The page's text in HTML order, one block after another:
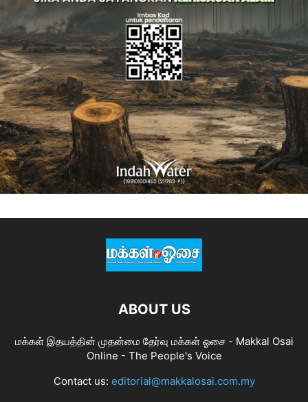
ABOUT US
மக்கள் இதயத்தின் முதன்மை தேர்வு மக்கள் ஓசை - Makkal Osai
Online - The People's Voice
Contact us: editorial@makkalosai.com.my